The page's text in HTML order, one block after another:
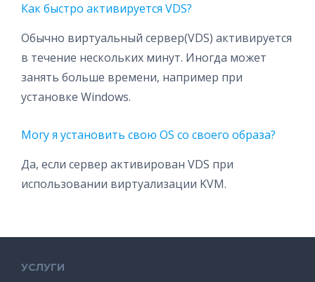
Как быстро активируется VDS?
Обычно виртуальный сервер(VDS) активируется
в течение нескольких минут. Иногда может
занять больше времени, например при
установке Windows.
Могу я установить свою OS со своего образа?
Да, если сервер активирован VDS при
использовании виртуализации KVM.
УСЛУГИ